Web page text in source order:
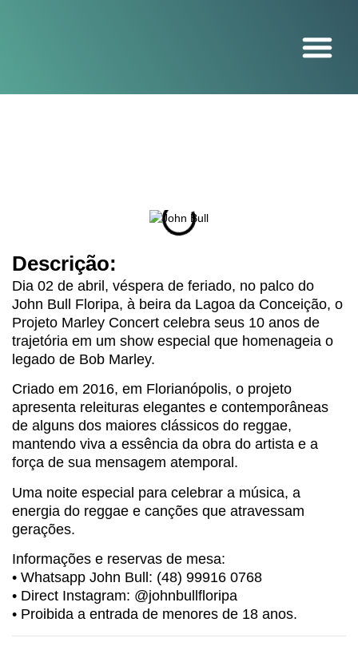
Descrição:
Dia 02 de abril, véspera de feriado, no palco do
John Bull Floripa, à beira da Lagoa da Conceição, o
Projeto Marley Concert celebra seus 10 anos de
trajetória em um show especial que homenageia o
legado de Bob Marley.
Criado em 2016, em Florianópolis, o projeto
apresenta releituras elegantes e contemporâneas
de alguns dos maiores clássicos do reggae,
mantendo viva a essência da obra do artista e a
força de sua mensagem atemporal.
Uma noite especial para celebrar a música, a
energia do reggae e canções que atravessam
gerações.
Informações e reservas de mesa:
• Whatsapp John Bull: (48) 99916 0768
• Direct Instagram: @johnbullfloripa
• Proibida a entrada de menores de 18 anos.